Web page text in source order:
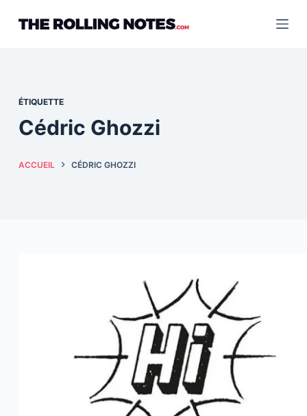
ÉTIQUETTE
Cédric Ghozzi
ACCUEIL CÉDRIC GHOZZI